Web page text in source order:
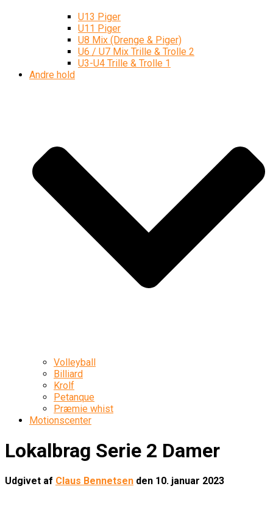
U13 Piger
U11 Piger
U8 Mix (Drenge & Piger)
U6 / U7 Mix Trille & Trolle 2
U3-U4 Trille & Trolle 1
Andre hold
Volleyball
Billiard
Krolf
Petanque
Præmie whist
Motionscenter
Lokalbrag Serie 2 Damer
Udgivet af Claus Bennetsen den 10. januar 2023